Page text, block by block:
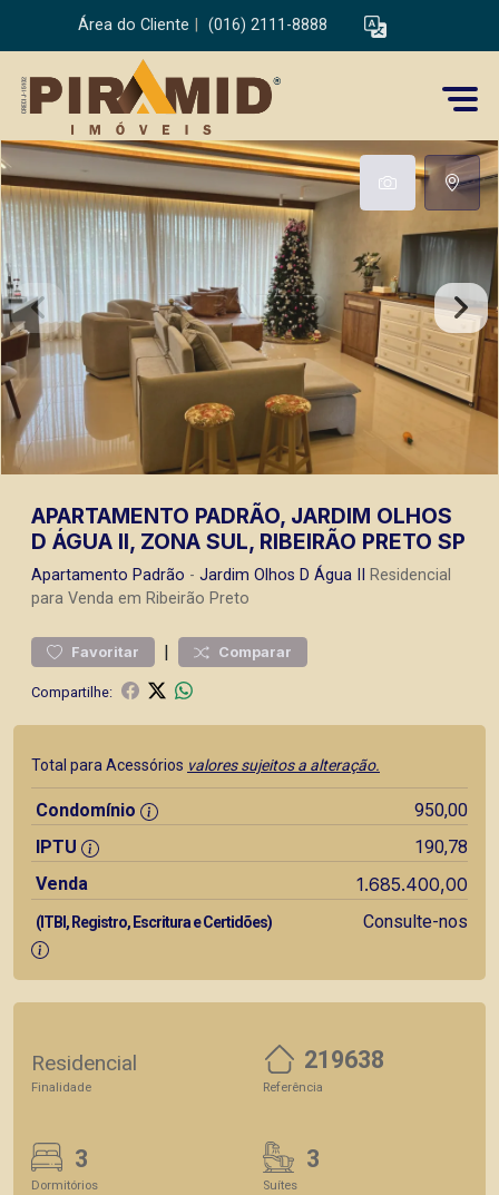
Área do Cliente (016) 2111-8888
APARTAMENTO PADRÃO, JARDIM OLHOS
D ÁGUA II, ZONA SUL, RIBEIRÃO PRETO SP
Apartamento Padrão - Jardim Olhos D Água II
Residencial
para Venda em Ribeirão Preto
Favoritar | Comparar
Compartilhe:
Total para Acessórios valores sujeitos a alteração.
Condomínio
950,00
IPTU
190,78
Venda
1.685.400,00
(ITBI, Registro, Escritura e Certidões) Consulte-nos
Residencial
Finalidade
219638
Referência
3
Dormitórios
3
Suítes